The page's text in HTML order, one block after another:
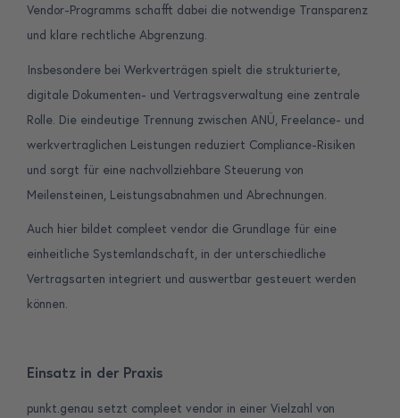
Vendor-Programms schafft dabei die notwendige Transparenz
und klare rechtliche Abgrenzung.
Insbesondere bei Werkverträgen spielt die strukturierte,
digitale Dokumenten- und Vertragsverwaltung eine zentrale
Rolle. Die eindeutige Trennung zwischen ANÜ, Freelance- und
werkvertraglichen Leistungen reduziert Compliance-Risiken
und sorgt für eine nachvollziehbare Steuerung von
Meilensteinen, Leistungsabnahmen und Abrechnungen.
Auch hier bildet compleet vendor die Grundlage für eine
einheitliche Systemlandschaft, in der unterschiedliche
Vertragsarten integriert und auswertbar gesteuert werden
können.
Einsatz in der Praxis
punkt.genau setzt compleet vendor in einer Vielzahl von